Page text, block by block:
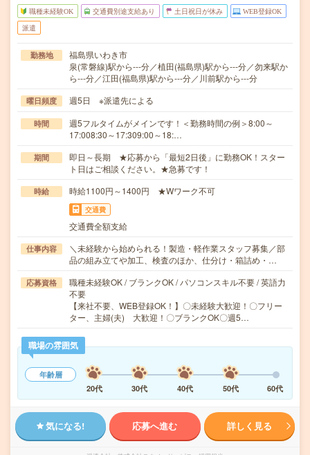
職種未経験OK 交通費別途支給あり 土日祝日が休み WEB登録OK
派遣
勤務地
福島県いわき市
泉(常磐線)駅から---分／植田(福島県)駅から---分／勿来駅か
ら---分／江田(福島県)駅から---分／川前駅から---分
曜日頻度 週5日 ※派遣先による
時間
週5フルタイムがメインです！＜勤務時間の例＞8:00～
17:008:30～17:309:00～18:…
期間
即日～長期 ★応募から「最短2日後」に勤務OK！スター
ト日はご相談ください。★急募です！
時給 時給1100円～1400円 ★Wワーク不可
交通費
交通費全額支給
仕事内容
＼未経験から始められる！製造・軽作業スタッフ募集／部
品の組み立てや加工、検査のほか、仕分け・箱詰め・…
応募資格
職種未経験OK / ブランクOK / パソコンスキル不要 / 英語力
不要
【来社不要、WEB登録OK！】〇未経験大歓迎！〇フリー
ター、主婦(夫) 大歓迎！〇ブランクOK〇週5…
職場の雰囲気
年齢層
20代
30代 40代 50代 60代
気になる! 応募へ進む 詳しく見る